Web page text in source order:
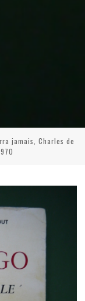
jamais, Charles de